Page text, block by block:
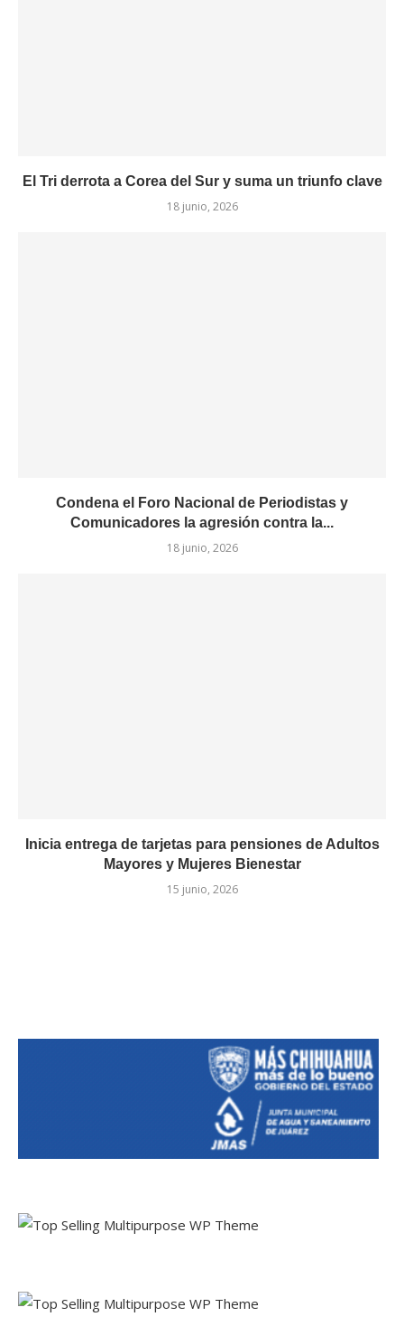
El Tri derrota a Corea del Sur y suma un triunfo clave
18 junio, 2026
Condena el Foro Nacional de Periodistas y
Comunicadores la agresión contra la...
18 junio, 2026
Inicia entrega de tarjetas para pensiones de Adultos
Mayores y Mujeres Bienestar
15 junio, 2026